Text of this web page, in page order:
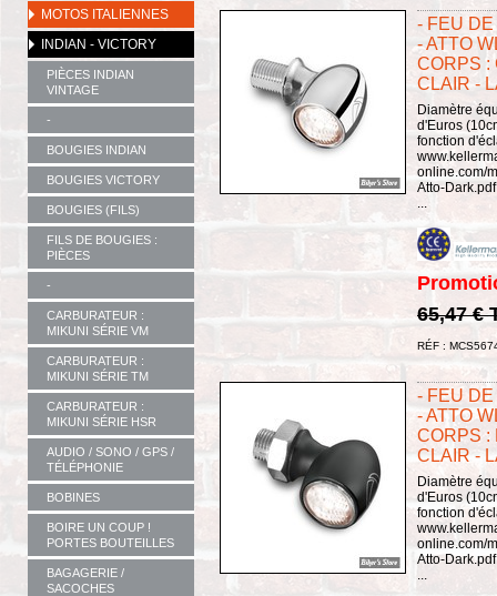
MOTOS ITALIENNES
INDIAN - VICTORY
PIÈCES INDIAN
VINTAGE
-
BOUGIES INDIAN
BOUGIES VICTORY
BOUGIES (FILS)
FILS DE BOUGIES :
PIÈCES
-
CARBURATEUR :
MIKUNI SÉRIE VM
CARBURATEUR :
MIKUNI SÉRIE TM
CARBURATEUR :
MIKUNI SÉRIE HSR
AUDIO / SONO / GPS /
TÉLÉPHONIE
BOBINES
BOIRE UN COUP !
PORTES BOUTEILLES
BAGAGERIE /
SACOCHES
- FEU
- ATTO
CORPS :
CLAIR -
Diamètre
d'Euros
fonction
online.com/
Atto-
...
65,47 €
RÉF :
- FEU
- ATTO
CORPS :
CLAIR -
Diamètre
d'Euros
fonction
online.com/
Atto-
...